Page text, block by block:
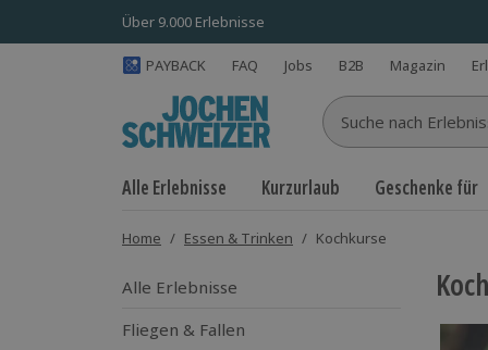
Über 9.000 Erlebnisse
PAYBACK FAQ Jobs B2B Magazin
Suche nach
Alle Erlebnisse Kurzurlaub Geschenke für
Home / Essen & Trinken / Kochkurse
Alle Erlebnisse
Fliegen & Fallen